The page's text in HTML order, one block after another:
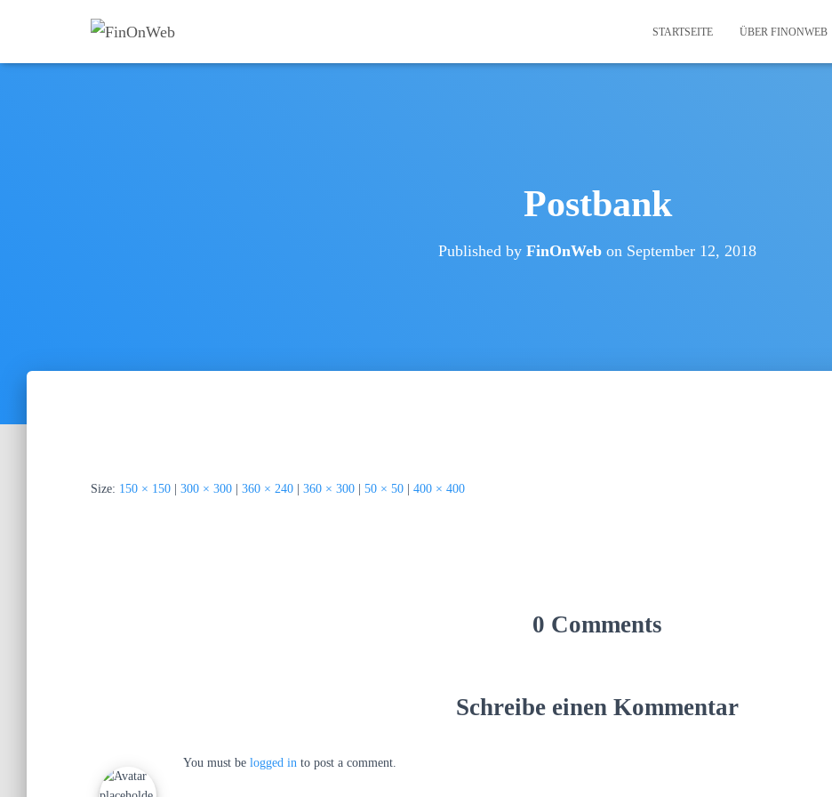
STARTSEITE ÜBER FINONWEB
Postbank
Published by FinOnWeb on September 12, 2018
Size: 150 × 150 300 × 300 360 × 240 360 × 300 50 × 50 400 × 400
0 Comments
Schreibe einen Kommentar
You must be logged in to post a comment.